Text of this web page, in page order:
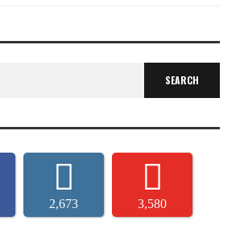
2,673 3,580